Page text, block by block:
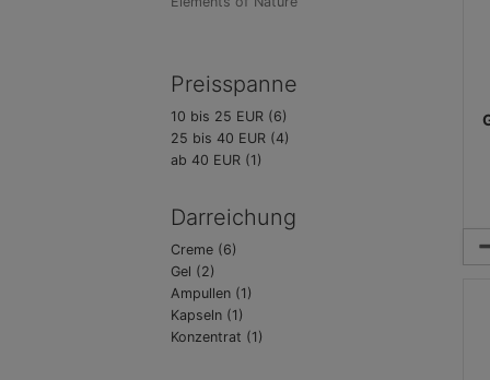
Preisspanne
10 bis 25 EUR (6)
25 bis 40 EUR (4)
ab 40 EUR (1)
Darreichung
Creme (6)
Gel (2)
Ampullen (1)
Kapseln (1)
Konzentrat (1)